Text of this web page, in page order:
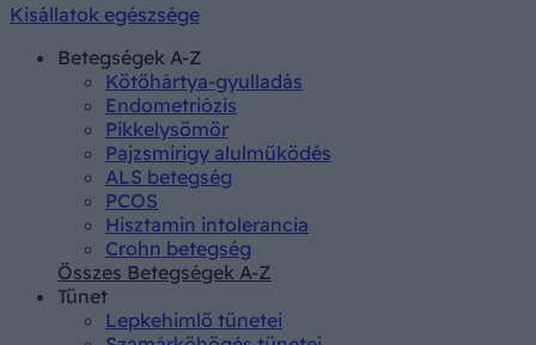
Kisállatok egészsége
Betegségek A-Z
Kötőhártya-gyulladás
Endometriózis
Pikkelysömör
Pajzsmirigy alulműködés
ALS betegség
PCOS
Hisztamin intolerancia
Crohn betegség
Összes Betegségek A-Z
Tünet
Lepkehimlő tünetei